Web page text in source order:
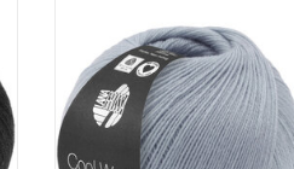
TOEVOEGEN AAN WINKELWAGEN